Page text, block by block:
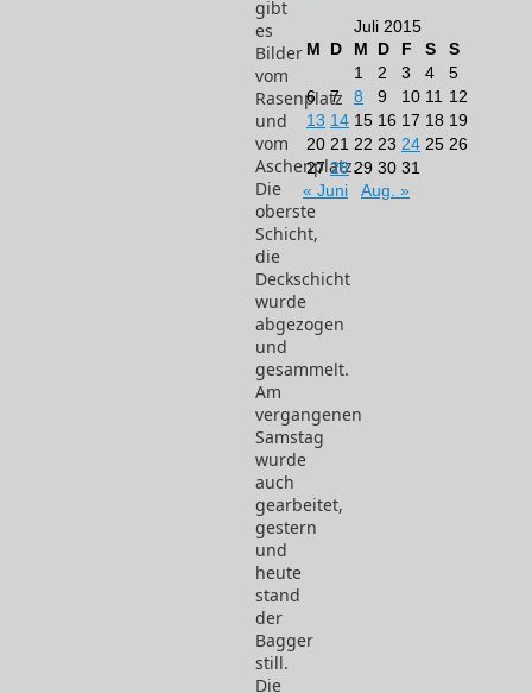
gibt
es
Bilder
vom
Rasenplatz
und
vom
Aschenplatz.
Die
oberste
Schicht,
die
Deckschicht
wurde
abgezogen
und
gesammelt.
Am
vergangenen
Samstag
wurde
auch
gearbeitet,
gestern
und
heute
stand
der
Bagger
still.
Die
Juli 2015
M
D M D F S
S
1
2 3 4
5
6
7 8 9 10 11 12
13 14 15 16 17 18 19
20 21 22 23 24 25 26
27 28 29 30 31
« Juni
Aug. »